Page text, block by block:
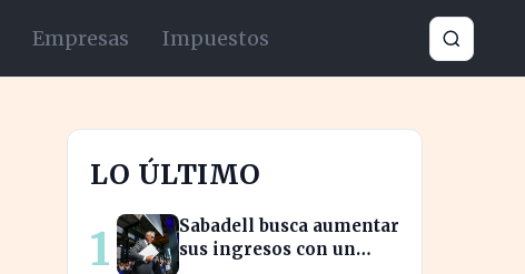
Empresas Impuestos
LO ÚLTIMO
1
Sabadell busca aumentar
sus ingresos con un